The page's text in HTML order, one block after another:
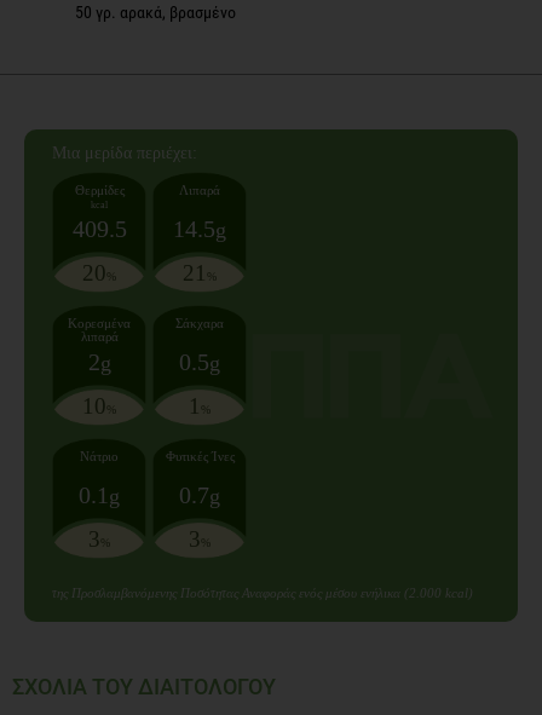
50 γρ. αρακά, βρασμένο
Mια μερίδα περιέχει:
Θερμίδες
kcal
409.5
20 %
Λιπαρά
14.5g
21 %
Κορεσμένα
λιπαρά
2g
10 %
Σάκχαρα
0.5g
1 %
Νάτριο
0.1 g
3 %
Φυτικές Ίνες
0.7g
3 %
της Προσλαμβανόμενης Ποσότητας Αναφοράς ενός μέσου ενήλικα (2.000 kcal)
ΣΧΟΛΙΑ ΤΟΥ ΔΙΑΙΤΟΛΟΓΟΥ